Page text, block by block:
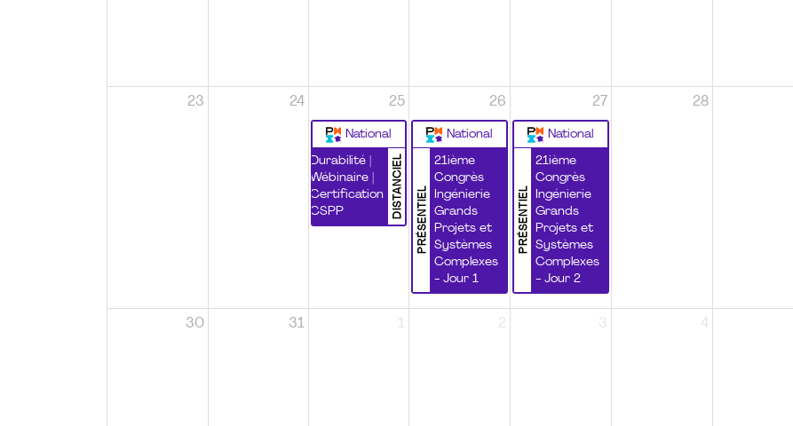
23 24 25
National
DISTANCIEL
Durabilité |
Wébinaire |
Certification
CSPP
26
National
PRÉSENTIEL
21ième
Congrès
Ingénierie
Grands
Projets et
Systèmes
Complexes
- Jour 1
27
National
PRÉSENTIEL
21ième
Congrès
Ingénierie
Grands
Projets et
Systèmes
Complexes
- Jour 2
28
30 31 1 2 3 4